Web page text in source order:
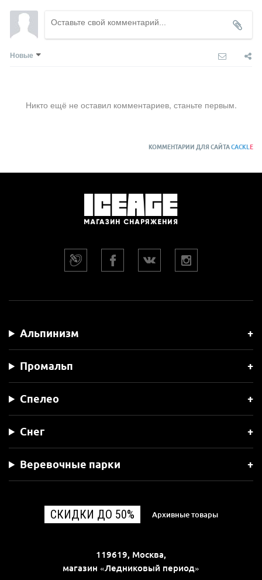
Новые
Никто ещё не оставил комментариев, станьте первым.
КОММЕНТАРИИ ДЛЯ САЙТАCACKLE
Альпинизм
Промальп
Спелео
Снег
Веревочные парки
СКИДКИ ДО 50% Архивные товары
119619, Москва,
магазин «Ледниковый период»